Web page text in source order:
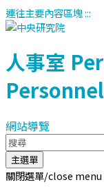
連往主要內容區塊:::
人事室
網站導覽
主選單
關閉選單/close menu